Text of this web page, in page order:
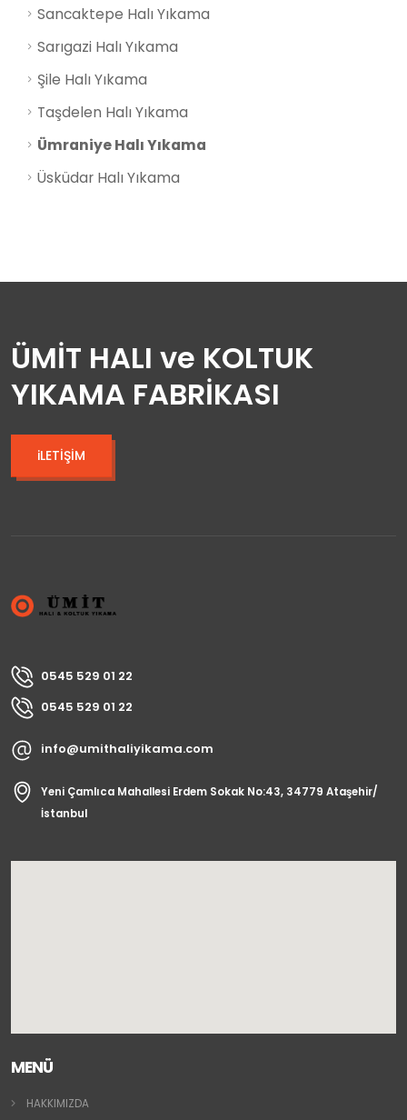
Sancaktepe Halı Yıkama
Sarıgazi Halı Yıkama
Şile Halı Yıkama
Taşdelen Halı Yıkama
Ümraniye Halı Yıkama
Üsküdar Halı Yıkama
ÜMİT HALI ve KOLTUK
YIKAMA FABRİKASI
iLETİŞİM
0545 529 01 22
0545 529 01 22
info@umithaliyikama.com
Yeni Çamlıca Mahallesi Erdem Sokak No:43, 34779 Ataşehir/
İstanbul
MENÜ
HAKKIMIZDA